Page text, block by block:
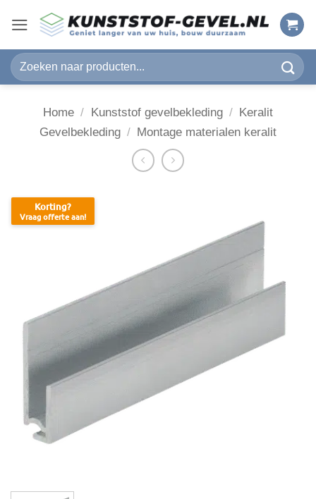
naar
inhoud
Zoeken
naar:
Home / Kunststof gevelbekleding / Keralit
Gevelbekleding / Montage materialen keralit
Korting?
Vraag offerte aan!